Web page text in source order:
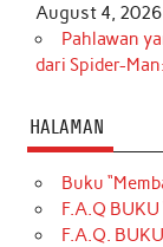
August 4, 2026
Pahlawan
dari Spider-
HALAMAN
Buku
F.A.Q BUKU
F.A.Q.